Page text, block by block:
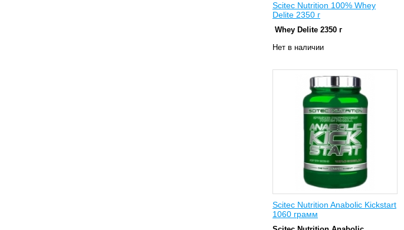
Scitec Nutrition 100% Whey
Delite 2350 г
Whey Delite 2350 г
Нет в наличии
Scitec Nutrition Anabolic Kickstart
1060 грамм